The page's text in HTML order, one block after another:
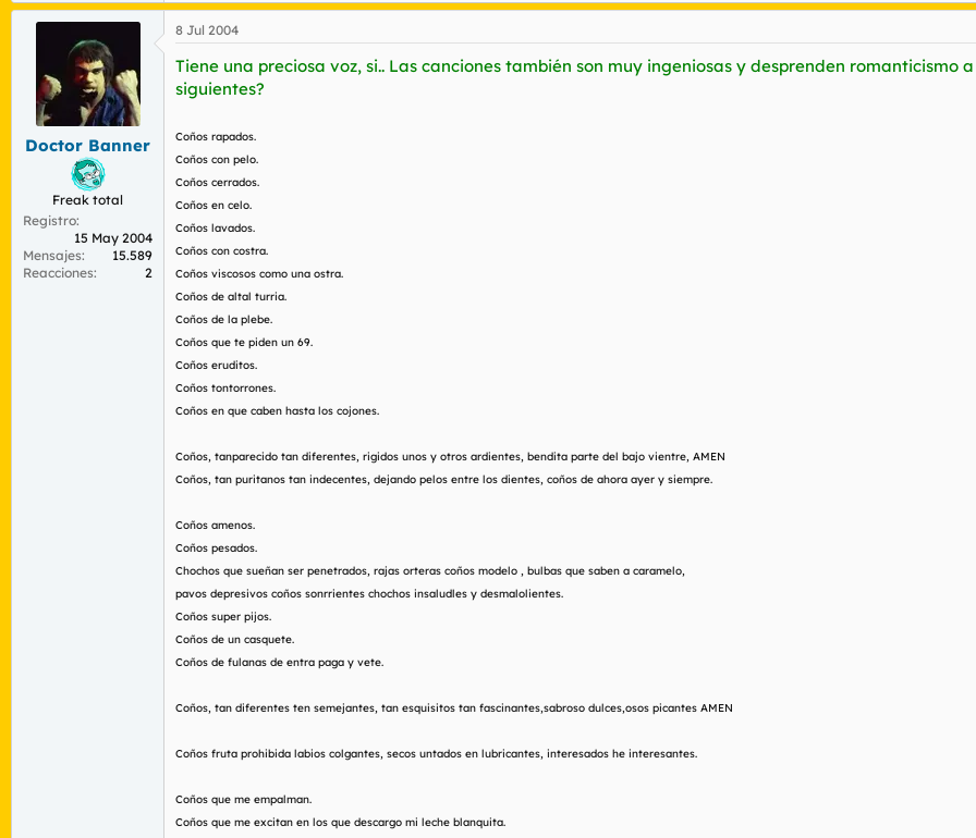
Doctor Banner
Freak total
Registro
15 May 2004
Mensajes
15.589
Reacciones
2
8 Jul 2004
Tiene una preciosa voz, si.. Las canciones también son muy ingeniosas y desprenden romanticismo
siguientes?
Coños rapados.
Coños con pelo.
Coños cerrados.
Coños en celo.
Coños lavados.
Coños con costra.
Coños viscosos como una ostra.
Coños de altal turria.
Coños de la plebe.
Coños que te piden un 69.
Coños eruditos.
Coños tontorrones.
Coños en que caben hasta los cojones.
Coños, tanparecido tan diferentes, rigidos unos y otros ardientes, bendita parte del bajo vientre, AMEN
Coños, tan puritanos tan indecentes, dejando pelos entre los dientes, coños de ahora ayer y siempre.
Coños amenos.
Coños pesados.
Chochos que sueñan ser penetrados, rajas orteras coños modelo , bulbas que saben a caramelo,
pavos depresivos coños sonrrientes chochos insaludles y desmalolientes.
Coños super pijos.
Coños de un casquete.
Coños de fulanas de entra paga y vete.
Coños, tan diferentes ten semejantes, tan esquisitos tan fascinantes,sabroso dulces,osos picantes AMEN
Coños fruta prohibida labios colgantes, secos untados en lubricantes, interesados he interesantes.
Coños que me empalman.
Coños que me excitan en los que descargo mi leche blanquita.